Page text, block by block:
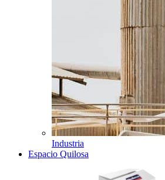
Industria
Espacio Quilosa